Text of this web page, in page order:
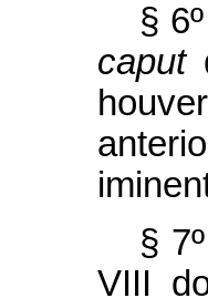
§
caput
§
VIII